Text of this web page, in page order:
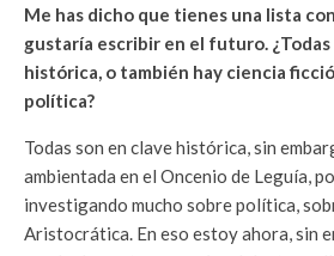
Me has dicho que tienes una lista
gustaría escribir en el futuro. ¿Todas
histórica, o también hay ciencia
política?
Todas son en clave histórica, sin
ambientada en el Oncenio de Leguía,
investigando mucho sobre política,
Aristocrática. En eso estoy ahora, sin